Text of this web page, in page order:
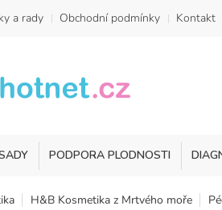
a rady Obchodní podmínky Kontakt
PODPORA PLODNOSTI
H&B Kosmetika z Mrtvého moře